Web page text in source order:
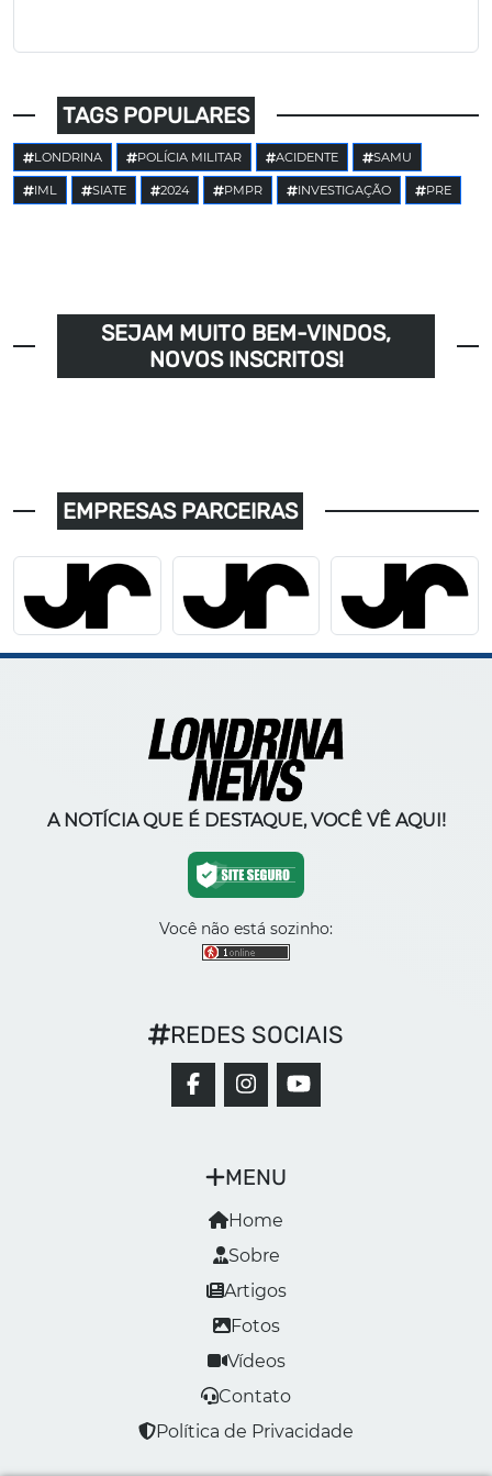
TAGS POPULARES
LONDRINA POLÍCIA MILITAR ACIDENTE SAMU
IML SIATE 2024 PMPR INVESTIGAÇÃO PRE
SEJAM MUITO BEM-VINDOS,
NOVOS INSCRITOS!
EMPRESAS PARCEIRAS
A NOTÍCIA QUE É DESTAQUE, VOCÊ VÊ AQUI!
Você não está sozinho:
MENU
Home
Sobre
Artigos
Fotos
Vídeos
Contato
Política de Privacidade
REDES SOCIAIS